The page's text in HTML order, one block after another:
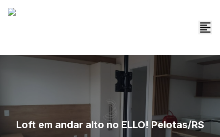
Loft em andar alto no ELLO! Pelotas/RS